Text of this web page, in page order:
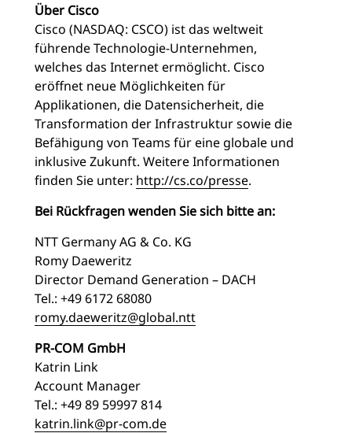
Über Cisco
Cisco (NASDAQ: CSCO) ist das weltweit
führende Technologie-Unternehmen,
welches das Internet ermöglicht. Cisco
eröffnet neue Möglichkeiten für
Applikationen, die Datensicherheit, die
Transformation der Infrastruktur sowie die
Befähigung von Teams für eine globale und
inklusive Zukunft. Weitere Informationen
finden Sie unter: http://cs.co/presse.
Bei Rückfragen wenden Sie sich bitte an:
NTT Germany AG & Co. KG
Romy Daeweritz
Director Demand Generation – DACH
Tel.: +49 6172 68080
romy.daeweritz@global.ntt
PR-COM GmbH
Katrin Link
Account Manager
Tel.: +49 89 59997 814
katrin.link@pr-com.de